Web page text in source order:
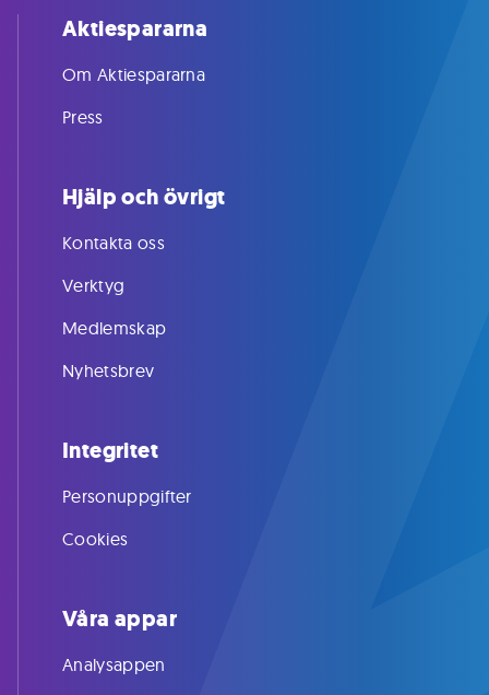
Aktiespararna
Om Aktiespararna
Press
Hjälp och övrigt
Kontakta oss
Verktyg
Medlemskap
Nyhetsbrev
Integritet
Personuppgifter
Cookies
Våra appar
Analysappen